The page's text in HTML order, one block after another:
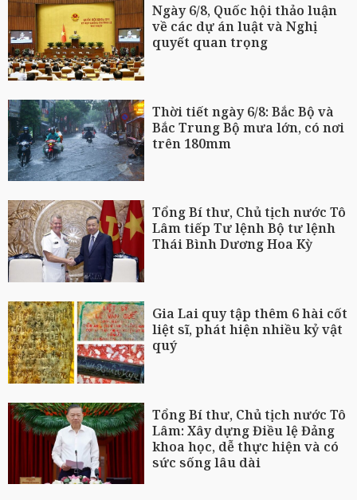
Ngày 6/8, Quốc hội thảo luận
về các dự án luật và Nghị
quyết quan trọng
Thời tiết ngày 6/8: Bắc Bộ và
Bắc Trung Bộ mưa lớn, có nơi
trên 180mm
Tổng Bí thư, Chủ tịch nước Tô
Lâm tiếp Tư lệnh Bộ tư lệnh
Thái Bình Dương Hoa Kỳ
Gia Lai quy tập thêm 6 hài cốt
liệt sĩ, phát hiện nhiều kỷ vật
quý
Tổng Bí thư, Chủ tịch nước Tô
Lâm: Xây dựng Điều lệ Đảng
khoa học, dễ thực hiện và có
sức sống lâu dài